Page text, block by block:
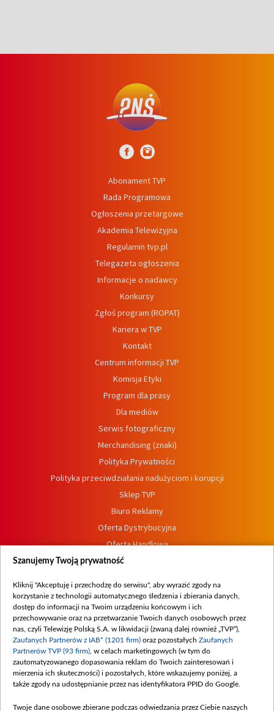
Abonament TVP
Rada Programowa
Ogłoszenia przetargowe
Akademia Telewizyjna
Regulamin tvp.pl
Telegazeta ogłoszenia
Informacje o nadawcy
Konkursy
Zgłoś program (ROPAT)
Kariera w TVP
Kontakt
Centrum informacji TVP
Komisja Etyki
Program dla prasy
Dla mediów
Serwis fotograficzny
Merchandising (znaki)
Polityka Prywatności
Polityka przeciwdziałania nadużyciom i korupcji
Sklep TVP
Biuro Reklamy
Oferta Dystrybucyjna
Oferta Handlowa
Dostępność
Procedura zgłoszeń wewnętrznych
Szanujemy Twoją prywatność
Kliknij "Akceptuję i przechodzę do serwisu", aby wyrazić zgody na
korzystanie z technologii automatycznego śledzenia i zbierania danych,
dostęp do informacji na Twoim urządzeniu końcowym i ich
przechowywanie oraz na przetwarzanie Twoich danych osobowych przez
nas, czyli Telewizję Polską S.A. w likwidacji (zwaną dalej również „TVP”),
Zaufanych Partnerów z IAB* (1201 firm) oraz pozostałych Zaufanych
Partnerów TVP (93 firm) , w celach marketingowych (w tym do
zautomatyzowanego dopasowania reklam do Twoich zainteresowań i
mierzenia ich skuteczności) i pozostałych, które wskazujemy poniżej, a
także zgody na udostępnianie przez nas identyfikatora PPID do Google.
Twoje dane osobowe zbierane podczas odwiedzania przez Ciebie naszych